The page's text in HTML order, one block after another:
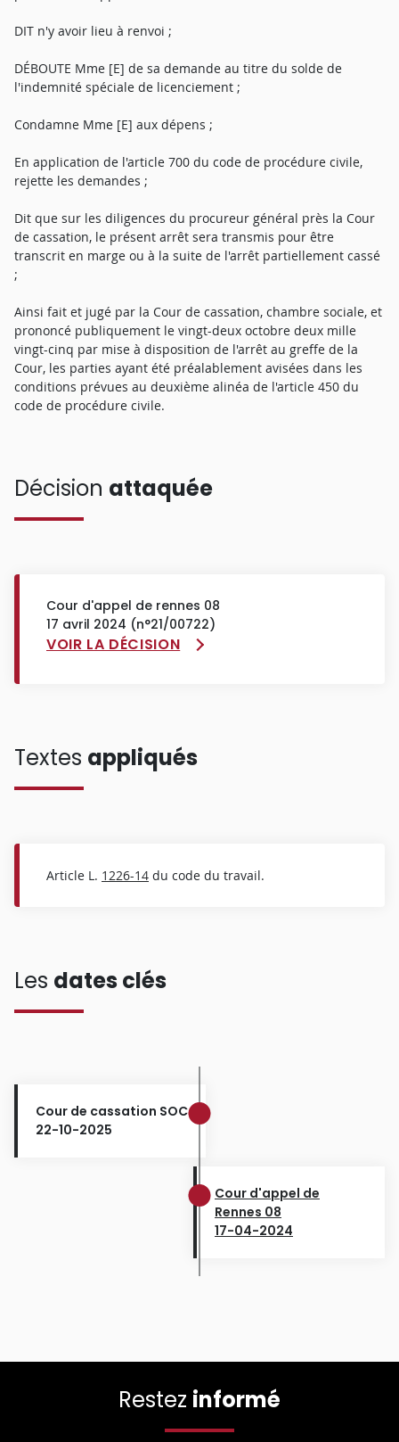
DIT n'y avoir lieu à renvoi ;
DÉBOUTE Mme [E] de sa demande au titre du solde de
l'indemnité spéciale de licenciement ;
Condamne Mme [E] aux dépens ;
En application de l'article 700 du code de procédure civile,
rejette les demandes ;
Dit que sur les diligences du procureur général près la Cour
de cassation, le présent arrêt sera transmis pour être
transcrit en marge ou à la suite de l'arrêt partiellement cassé
;
Ainsi fait et jugé par la Cour de cassation, chambre sociale, et
prononcé publiquement le vingt-deux octobre deux mille
vingt-cinq par mise à disposition de l'arrêt au greffe de la
Cour, les parties ayant été préalablement avisées dans les
conditions prévues au deuxième alinéa de l'article 450 du
code de procédure civile.
Décision attaquée
Cour d'appel de rennes 08
17 avril 2024 (n°21/00722)
VOIR LA DÉCISION
Textes appliqués
Article L. 1226-14 du code du travail.
Les dates clés
Cour de cassation SOC
22-10-2025
Cour d'appel de
Rennes 08
17-04-2024
Restez informé